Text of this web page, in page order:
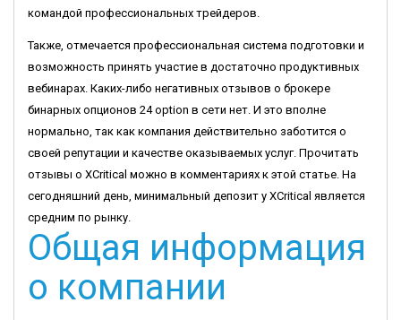
командой профессиональных трейдеров.
Также, отмечается профессиональная система подготовки и
возможность принять участие в достаточно продуктивных
вебинарах. Каких-либо негативных отзывов о брокере
бинарных опционов 24 option в сети нет. И это вполне
нормально, так как компания действительно заботится о
своей репутации и качестве оказываемых услуг. Прочитать
отзывы о XCritical можно в комментариях к этой статье. На
сегодняшний день, минимальный депозит у XCritical является
средним по рынку.
Общая информация
о компании